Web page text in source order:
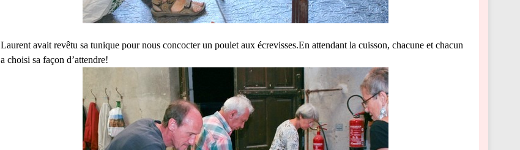
Laurent avait revêtu sa tunique pour nous concocter un poulet aux écrevisses.En attendant la cuisson, chacune et chacun
a choisi sa façon d’attendre!